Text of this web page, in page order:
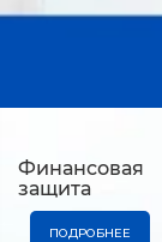
Финансовая
защита
ПОДРОБНЕЕ